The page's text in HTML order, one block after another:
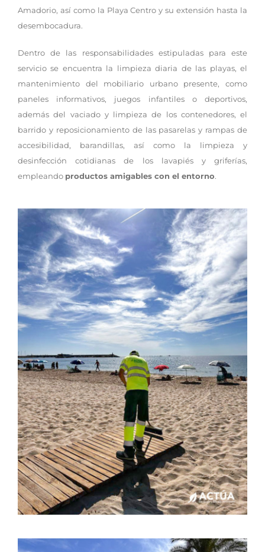
Amadorio, así como la Playa Centro y su extensión hasta la
desembocadura.
Dentro de las responsabilidades estipuladas para este
servicio se encuentra la limpieza diaria de las playas, el
mantenimiento del mobiliario urbano presente, como
paneles informativos, juegos infantiles o deportivos,
además del vaciado y limpieza de los contenedores, el
barrido y reposicionamiento de las pasarelas y rampas de
accesibilidad, barandillas, así como la limpieza y
desinfección cotidianas de los lavapiés y griferías,
empleando productos amigables con el entorno.